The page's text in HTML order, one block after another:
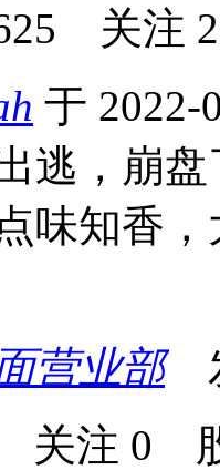
关注
于 2022-
逃，崩
味知香
营业部
关注 0